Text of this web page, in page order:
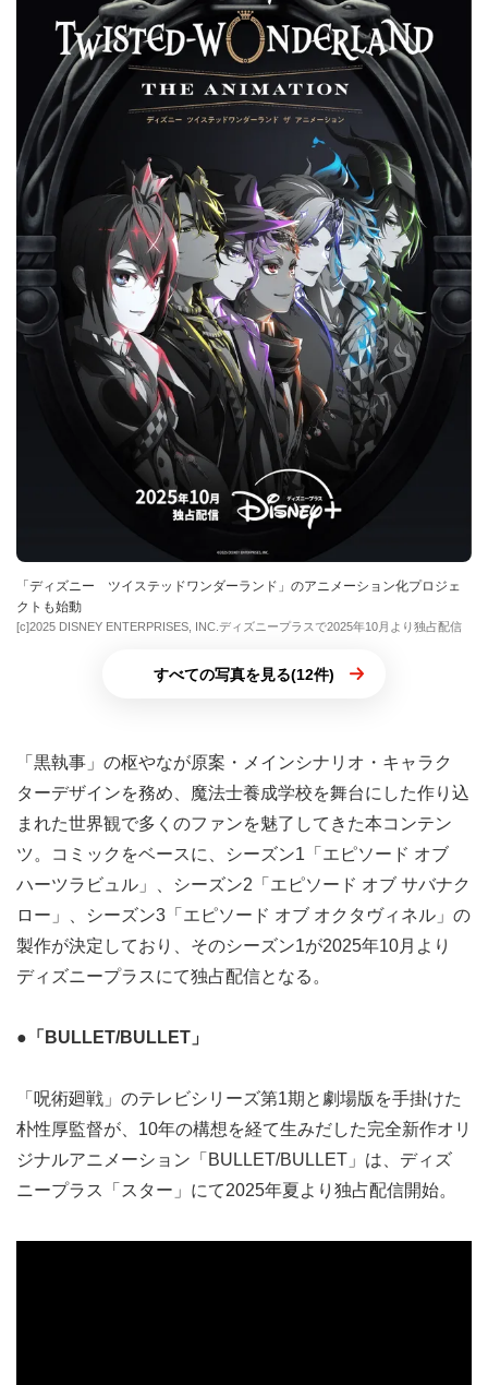
「ディズニー ツイステッドワンダーランド」のアニメーション化プロジェ
クトも始動
[c]2025 DISNEY ENTERPRISES, INC.ディズニープラスで2025年10月より独占配信
すべての写真を見る(12件)
「黒執事」の枢やなが原案・メインシナリオ・キャラク
ターデザインを務め、魔法士養成学校を舞台にした作り込
まれた世界観で多くのファンを魅了してきた本コンテン
ツ。コミックをベースに、シーズン1「エピソード オブ
ハーツラビュル」、シーズン2「エピソード オブ サバナク
ロー」、シーズン3「エピソード オブ オクタヴィネル」の
製作が決定しており、そのシーズン1が2025年10月より
ディズニープラスにて独占配信となる。
●「BULLET/BULLET」
「呪術廻戦」のテレビシリーズ第1期と劇場版を手掛けた
朴性厚監督が、10年の構想を経て生みだした完全新作オリ
ジナルアニメーション「BULLET/BULLET」は、ディズ
ニープラス「スター」にて2025年夏より独占配信開始。